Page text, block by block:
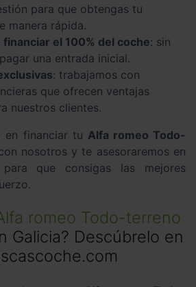
para que obtengas tu
manera rápida.
financiar el 100% del coche: sin
una entrada inicial.
: trabajamos con
que ofrecen ventajas
nuestros clientes.
en financiar tu Alfa romeo Todo-
nosotros y te asesoraremos en
que consigas las mejores
romeo Todo-terreno
Galicia? Descúbrelo en